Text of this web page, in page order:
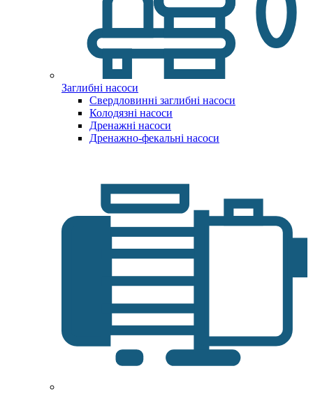
Заглибні насоси
Свердловинні заглибні насоси
Колодязні насоси
Дренажні насоси
Дренажно-фекальні насоси